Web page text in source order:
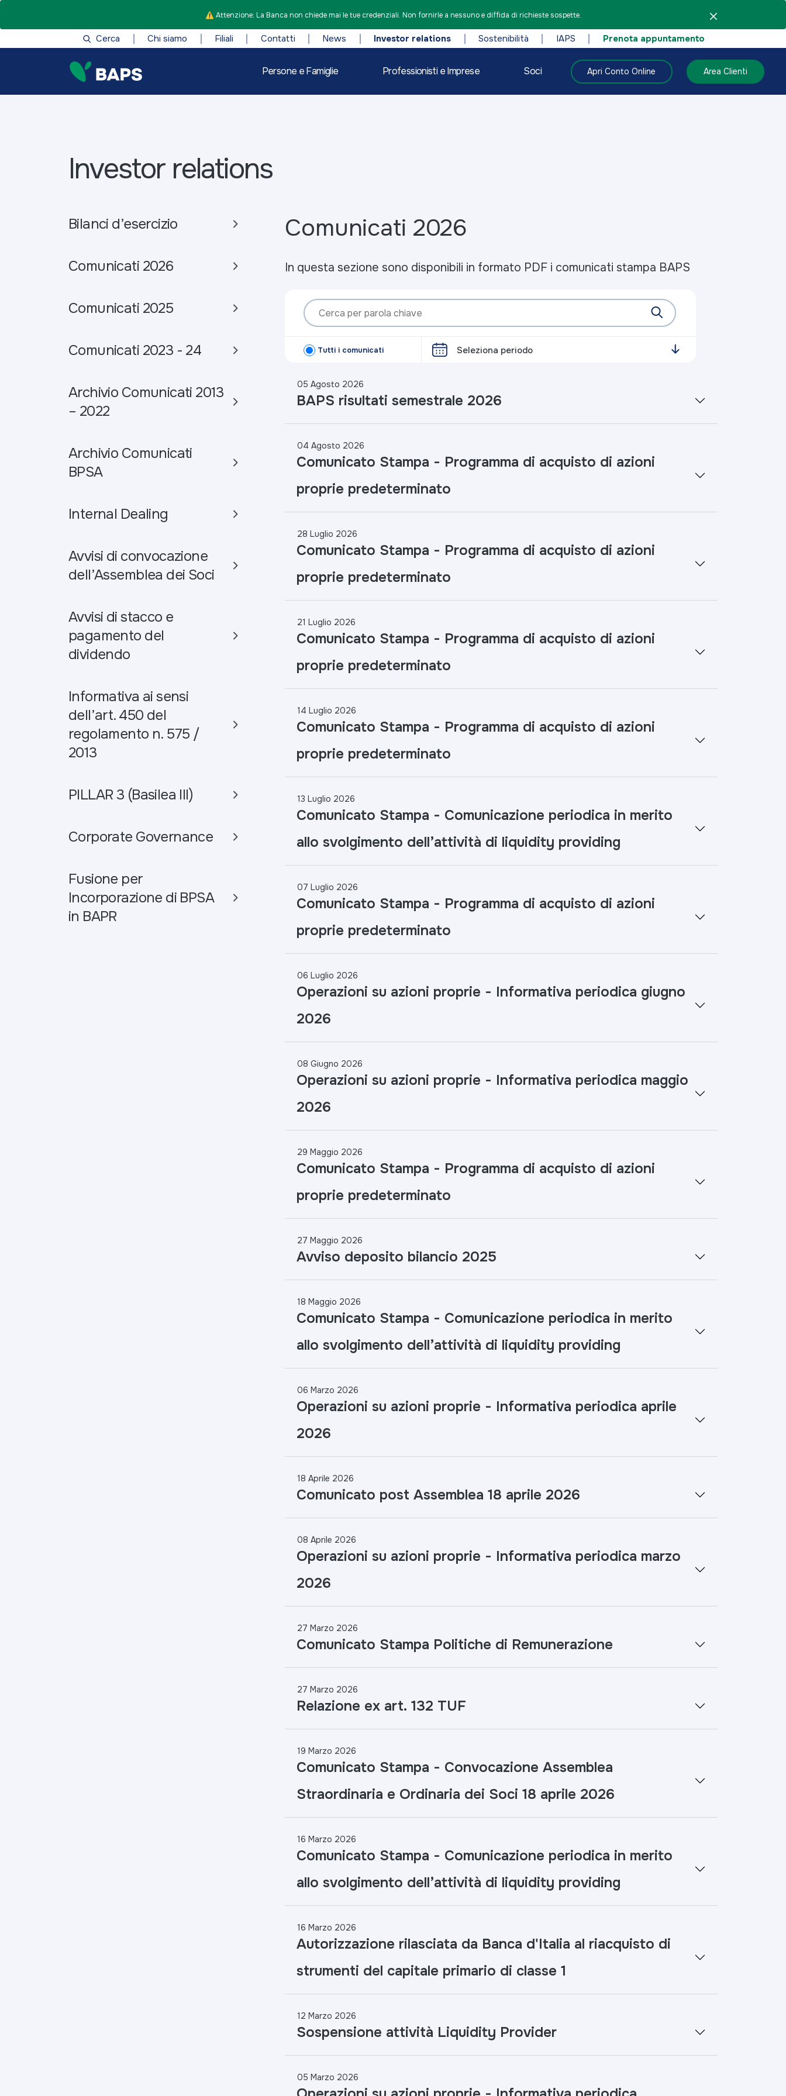
⚠️ Attenzione: La Banca non chiede mai le tue credenziali. Non fornirle a nessuno e diffida di richieste sospette.
Cerca Chi siamo Filiali Contatti News Investor relations Sostenibilità IAPS Prenota appuntamento
Persone e Famiglie Professionisti e Imprese Soci Apri Conto Online Area Clienti
Investor relations
Bilanci d’esercizio
Comunicati 2026
Comunicati 2025
Comunicati 2023 - 24
Archivio Comunicati 2013
– 2022
Archivio Comunicati
BPSA
Internal Dealing
Avvisi di convocazione
dell’Assemblea dei Soci
Avvisi di stacco e
pagamento del
dividendo
Informativa ai sensi
dell’art. 450 del
regolamento n. 575 /
2013
PILLAR 3 (Basilea III)
Corporate Governance
Fusione per
Incorporazione di BPSA
in BAPR
Comunicati 2026
In questa sezione sono disponibili in formato PDF i comunicati stampa BAPS
Tutti i comunicati Seleziona periodo
05 Agosto 2026
BAPS risultati semestrale 2026
04 Agosto 2026
Comunicato Stampa - Programma di acquisto di azioni
proprie predeterminato
28 Luglio 2026
Comunicato Stampa - Programma di acquisto di azioni
proprie predeterminato
21 Luglio 2026
Comunicato Stampa - Programma di acquisto di azioni
proprie predeterminato
14 Luglio 2026
Comunicato Stampa - Programma di acquisto di azioni
proprie predeterminato
13 Luglio 2026
Comunicato Stampa - Comunicazione periodica in merito
allo svolgimento dell’attività di liquidity providing
07 Luglio 2026
Comunicato Stampa - Programma di acquisto di azioni
proprie predeterminato
06 Luglio 2026
Operazioni su azioni proprie - Informativa periodica giugno
2026
08 Giugno 2026
Operazioni su azioni proprie - Informativa periodica maggio
2026
29 Maggio 2026
Comunicato Stampa - Programma di acquisto di azioni
proprie predeterminato
27 Maggio 2026
Avviso deposito bilancio 2025
18 Maggio 2026
Comunicato Stampa - Comunicazione periodica in merito
allo svolgimento dell’attività di liquidity providing
06 Marzo 2026
Operazioni su azioni proprie - Informativa periodica aprile
2026
18 Aprile 2026
Comunicato post Assemblea 18 aprile 2026
08 Aprile 2026
Operazioni su azioni proprie - Informativa periodica marzo
2026
27 Marzo 2026
Comunicato Stampa Politiche di Remunerazione
27 Marzo 2026
Relazione ex art. 132 TUF
19 Marzo 2026
Comunicato Stampa - Convocazione Assemblea
Straordinaria e Ordinaria dei Soci 18 aprile 2026
16 Marzo 2026
Comunicato Stampa - Comunicazione periodica in merito
allo svolgimento dell’attività di liquidity providing
16 Marzo 2026
Autorizzazione rilasciata da Banca d'Italia al riacquisto di
strumenti del capitale primario di classe 1
12 Marzo 2026
Sospensione attività Liquidity Provider
05 Marzo 2026